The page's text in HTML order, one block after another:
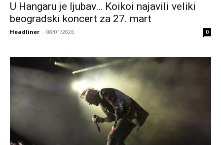
U Hangaru je ljubav… Koikoi najavili veliki
beogradski koncert za 27. mart
Headliner - 08/01/2026 0